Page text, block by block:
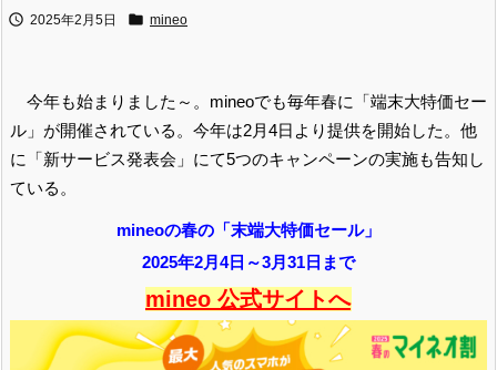
 2025年2月5日  mineo
今年も始まりました～。mineoでも毎年春に「端末大特価セー
ル」が開催されている。今年は2月4日より提供を開始した。他
に「新サービス発表会」にて5つのキャンペーンの実施も告知し
ている。
mineoの春の「末端大特価セール」
2025年2月4日～3月31日まで
mineo 公式サイトへ